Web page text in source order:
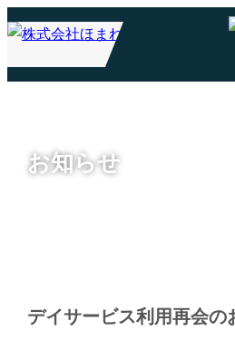
お知らせ
デイサービス利用再会の